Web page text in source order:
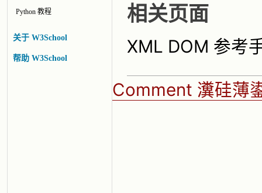
Python 教程
关于 W3School
帮助 W3School
相关页面
XML DOM 参考
Comment 瀵硅薄